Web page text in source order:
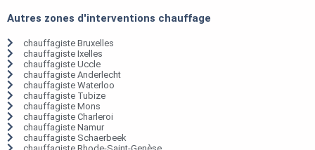
Autres zones d'interventions chauffage
chauffagiste Bruxelles
chauffagiste Ixelles
chauffagiste Uccle
chauffagiste Anderlecht
chauffagiste Waterloo
chauffagiste Tubize
chauffagiste Mons
chauffagiste Charleroi
chauffagiste Namur
chauffagiste Schaerbeek